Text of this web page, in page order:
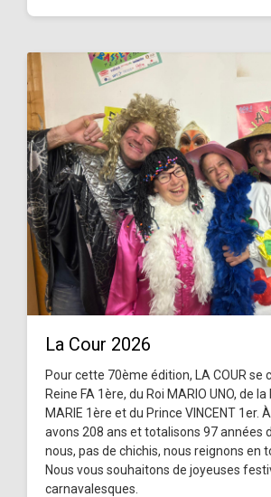
La Cour 2026
Pour cette 70ème édition, LA COUR se
Reine FA 1ère, du Roi MARIO UNO, de
MARIE 1ère et du Prince VINCENT 1er.
avons 208 ans et totalisons 97 années
nous, pas de chichis, nous reignons en
Nous vous souhaitons de joyeuses
carnavalesques.